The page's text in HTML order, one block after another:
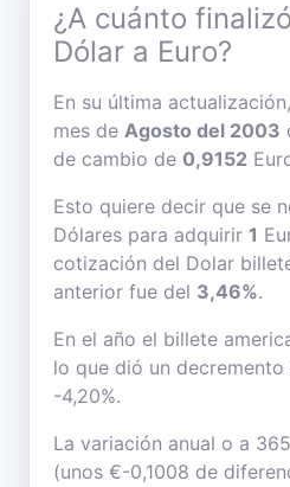
¿A cuánto
Dólar a Euro?
En su última
mes de Agosto del 2003
de cambio de 0,9152
Esto quiere decir que se
Dólares para adquirir 1
cotización del Dolar
anterior fue del 3,46%.
En el año el billete
lo que dió un
-4,20%.
La variación anual o a
(unos €-0,1008 de